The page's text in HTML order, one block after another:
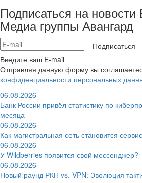
Подписаться на
Медиа группы Авангард
Подписаться
Введите ваш E-mail
Отправляя данную форму вы
конфиденциальности персональных
06.08.2026
Банк России привёл статистику по
месяца
06.08.2026
Как магистральная сеть становится
06.08.2026
У Wildberries появится свой мессенджер?
06.08.2026
Новый раунд РКН vs. VPN: Эволюция